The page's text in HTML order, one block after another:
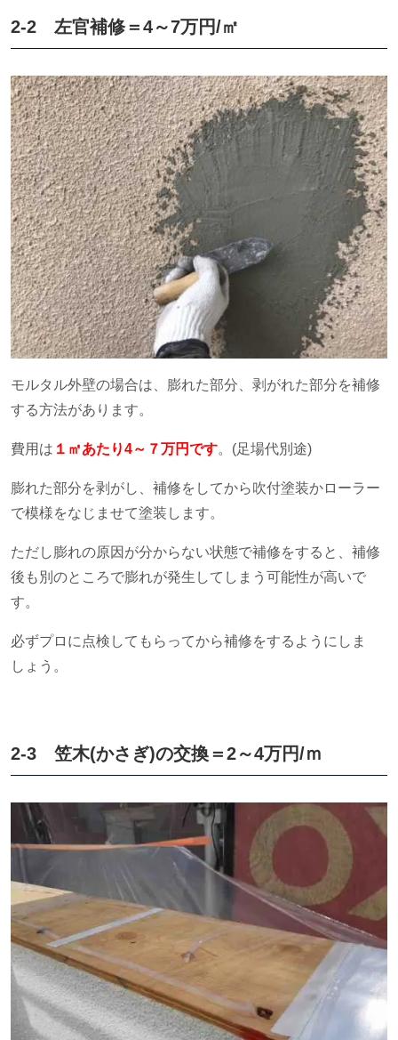
2-2 左官補修＝4～7万円/㎡
モルタル外壁の場合は、膨れた部分、剥がれた部分を補修
する方法があります。
費用は １㎡あたり4～７万円です。 (足場代別途)
膨れた部分を剥がし、補修をしてから吹付塗装かローラー
で模様をなじませて塗装します。
ただし膨れの原因が分からない状態で補修をすると、補修
後も別のところで膨れが発生してしまう可能性が高いで
す。
必ずプロに点検してもらってから補修をするようにしま
しょう。
2-3 笠木(かさぎ)の交換＝2～4万円/ｍ